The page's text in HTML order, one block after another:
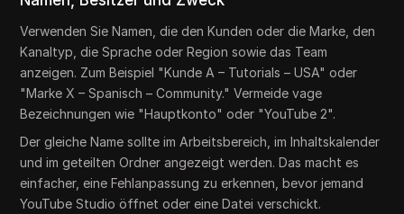
Verwenden Sie Namen, die den Kunden oder die Marke, den
Kanaltyp, die Sprache oder Region sowie das Team
anzeigen. Zum Beispiel "Kunde A – Tutorials – USA" oder
"Marke X – Spanisch – Community." Vermeide vage
Bezeichnungen wie "Hauptkonto" oder "YouTube 2".
Der gleiche Name sollte im Arbeitsbereich, im Inhaltskalender
und im geteilten Ordner angezeigt werden. Das macht es
einfacher, eine Fehlanpassung zu erkennen, bevor jemand
YouTube Studio öffnet oder eine Datei verschickt.